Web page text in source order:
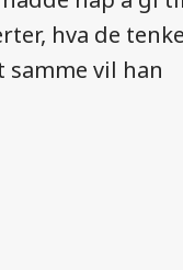
hva de
samme vil han